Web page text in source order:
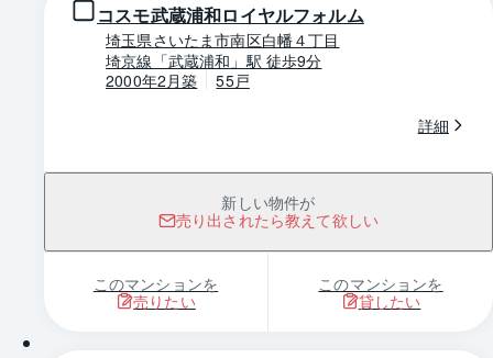
コスモ武蔵浦和ロイヤルフォルム
埼玉県さいたま市南区白幡４丁目
埼京線「武蔵浦和」駅 徒歩9分
2000年2月築
55戸
詳細
新しい物件が
売り出されたら教えて欲しい
このマンションを
売りたい
このマンションを
貸したい